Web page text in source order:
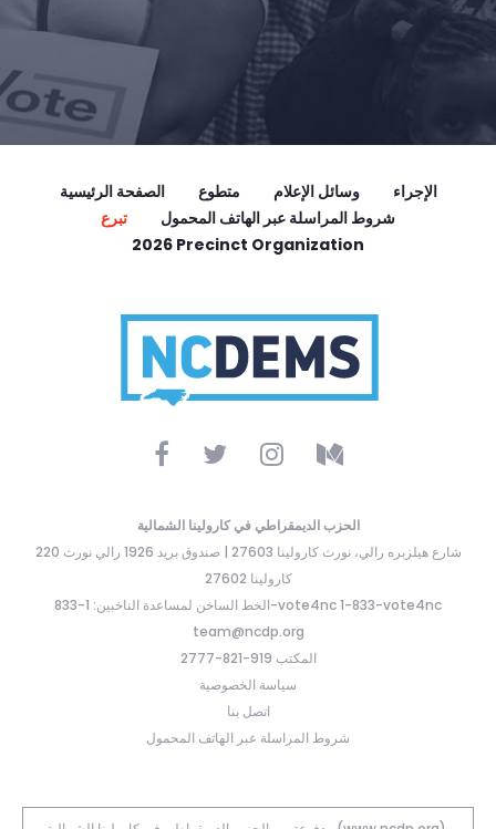
الصفحة الرئيسية متطوع وسائل الإعلام
الإجراء
تبرع
شروط المراسلة عبر الهاتف المحمول
2026 Precinct Organization
الحزب الديمقراطي في كارولينا الشمالية
220 شارع هيلزبره رالي، نورث كارولينا 27603 | صندوق بريد 1926 رالي نورث
كارولينا 27602
الخط الساخن لمساعدة الناخبين: 1-833-vote4nc 1-833-vote4nc
team@ncdp.org
المكتب 919-821-2777
سياسة الخصوصية
اتصل بنا
شروط المراسلة عبر الهاتف المحمول